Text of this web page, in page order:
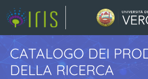
CATALOGO DEI
DELLA RICERCA